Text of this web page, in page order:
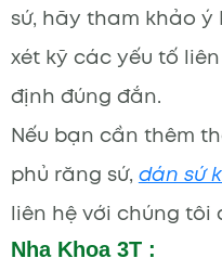
sứ, hãy tham khảo ý
xét kỹ các yếu tố
định đúng đắn.
Nếu bạn cần thêm
phủ răng sứ, dán sứ
liên hệ với chúng tôi
Nha Khoa 3T :